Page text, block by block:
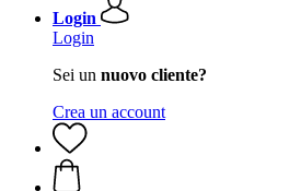
Login
Login
Sei un nuovo cliente?
Crea un account